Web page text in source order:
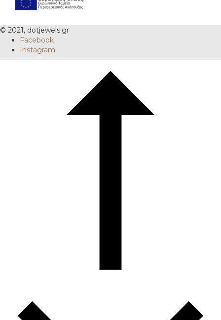
© 2021, dotjewels.gr
Facebook
Instagram